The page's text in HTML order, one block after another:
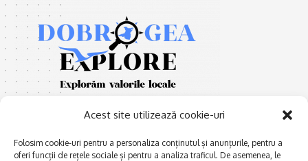
Acest site utilizează cookie-uri
Folosim cookie-uri pentru a personaliza conținutul și anunțurile, pentru a
oferi funcții de rețele sociale și pentru a analiza traficul. De asemenea, le